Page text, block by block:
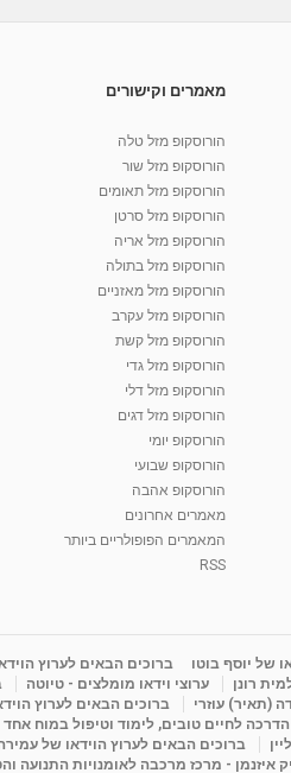
מאמרים וקישורים
הורוסקופ מזל טלה
הורוסקופ מזל שור
הורוסקופ מזל תאומים
הורוסקופ מזל סרטן
הורוסקופ מזל אריה
הורוסקופ מזל בתולה
הורוסקופ מזל מאזניים
הורוסקופ מזל עקרב
הורוסקופ מזל קשת
הורוסקופ מזל גדי
הורוסקופ מזל דלי
הורוסקופ מזל דגים
הורוסקופ יומי
הורוסקופ שבועי
הורוסקופ אהבה
מאמרים אחרונים
המאמרים הפופולריים ביותר
RSS
של יוסף בוטו ברוכים הבאים לערוץ
רונן
ערוצי וידאו מומלצים - טיוטה
(תאיר) עוזרי
ברוכים הבאים לערוץ
לחיים טובים, לימוד וטיפול במוח אחד
ברוכים הבאים לערוץ הוידאו של
איזנמן - מרכז מרכבה לאומנויות התנועה